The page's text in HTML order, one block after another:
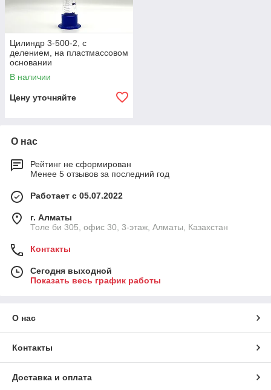
Цилиндр 3-500-2, с
делением, на пластмассовом
основании
В наличии
Цену уточняйте
О нас
Рейтинг не сформирован
Менее 5 отзывов за последний год
Работает с 05.07.2022
г. Алматы
Толе би 305, офис 30, 3-этаж, Алматы, Казахстан
Контакты
Сегодня выходной
Показать весь график работы
О нас
Контакты
Доставка и оплата